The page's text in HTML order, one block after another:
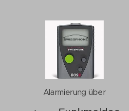
Alarmierung über